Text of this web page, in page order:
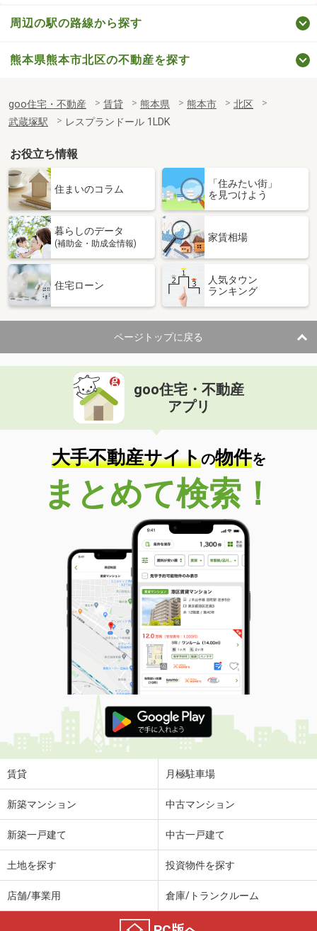
周辺の駅の路線から探す
熊本県熊本市北区の不動産を探す
goo住宅・不動産 賃貸 熊本県 熊本市
北区
武蔵塚駅
レスプランドール 1LDK
お役立ち情報
住まいのコラム
「住みたい街」
を見つけよう
暮らしのデータ
(補助金・助成金情報)
家賃相場
住宅ローン
人気タウン
ランキング
ページトップに戻る
goo住宅・不動産
アプリ
大手不動産サイトの物件を
まとめて検索！
賃貸 月極駐車場
新築マンション 中古マンション
新築一戸建て 中古一戸建て
土地を探す 投資物件を探す
店舗/事業用 倉庫/トランクルーム